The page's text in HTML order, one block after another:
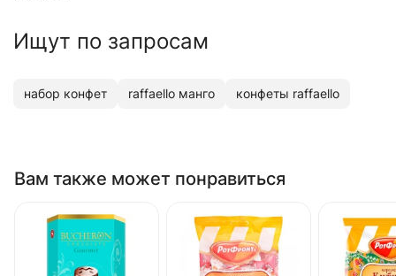
Ищут по запросам
набор конфет raffaello манго конфеты raffaello
Вам также может понравиться